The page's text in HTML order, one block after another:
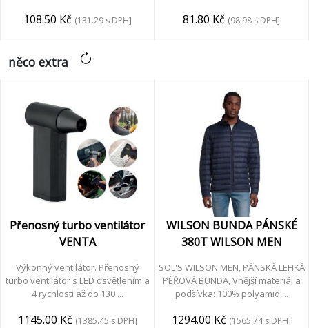
108.50 Kč (131.29 s DPH] 81.80 Kč (98.98 s DPH]
něco extra
Přenosný turbo ventilátor
VENTA
Výkonný ventilátor. Přenosný
turbo ventilátor s LED osvětlením a
4 rychlosti až do 130 ...
1145.00 Kč (1385.45 s DPH]
WILSON BUNDA PÁNSKÉ
380T WILSON MEN
SOL'S WILSON MEN, PÁNSKÁ LEHKÁ
PÉŘOVÁ BUNDA, Vnější materiál a
podšívka: 100% polyamid,...
1294.00 Kč (1565.74 s DPH]